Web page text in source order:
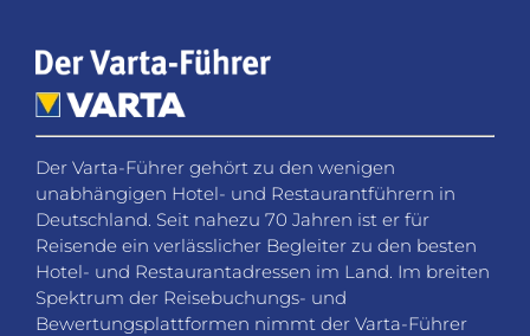
Der Varta-Führer gehört zu den wenigen
unabhängigen Hotel- und Restaurantführern in
Deutschland. Seit nahezu 70 Jahren ist er für
Reisende ein verlässlicher Begleiter zu den besten
Hotel- und Restaurantadressen im Land. Im breiten
Spektrum der Reisebuchungs- und
Bewertungsplattformen nimmt der Varta-Führer